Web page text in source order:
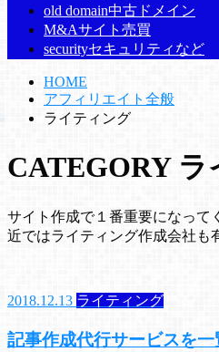
old domain中古ドメイン
M&Aサイト売買
securityセキュリティなど
HOME
アフィリエイト全般
ライティング
CATEGORYラ
サイト作成で１番重要になって
近ではライティング作成会社も
2018.12.13 ライティング
記事作成代行サービスを